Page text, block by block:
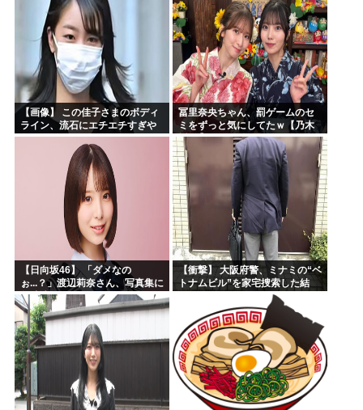
【画像】 この佳子さまのボディ
ライン、流石にエチエチすぎや
ろ！
冨里奈央ちゃん、罰ゲームのセ
ミをずっと気にしてたｗ【乃木
坂46】
【日向坂46】 「ダメなの
ぉ...？」渡辺莉奈さん、写真集に
興味津々
【衝撃】 大阪府警、ミナミの“ベ
トナムビル”を家宅捜索した結